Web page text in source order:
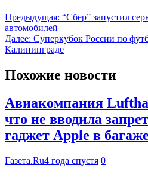
Предыдущая: “Сбер” запустил
автомобилей
Далее: Суперкубок России по
Калининграде
Похожие новости
Авиакомпания
что не вводила
гаджет Apple в багаже
Газета.Ru4 года спустя 0